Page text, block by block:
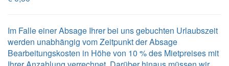
Im Falle einer Absage Ihrer bei uns gebuchten Urlaubszeit
werden unabhängig vom Zeitpunkt der Absage
Bearbeitungskosten in Höhe von 10 % des Mietpreises mit